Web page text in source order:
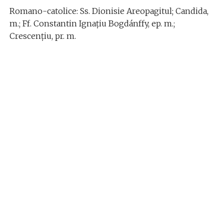
Romano-catolice: Ss. Dionisie Areopagitul; Candida,
m.; Ff. Constantin Ignaţiu Bogdánffy, ep. m.;
Crescenţiu, pr. m.